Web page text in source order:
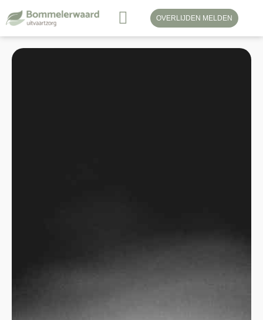
OVERLIJDEN MELDEN